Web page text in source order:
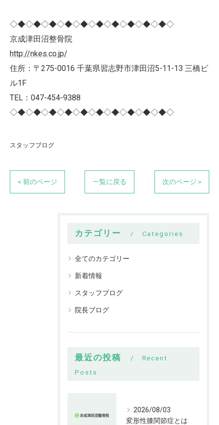
◇◆◇◆◇◆◇◆◇◆◇◆◇◆◇◆◇◆◇◆◇
京成津田沼整骨院
http://nkes.co.jp/
住所：〒275-0016 千葉県習志野市津田沼5-11-13 三橋ビ
ル1F
TEL：047-454-9388
◇◆◇◆◇◆◇◆◇◆◇◆◇◆◇◆◇◆◇◆◇
スタッフブログ
< 前のページ 一覧に戻る 次のページ >
カテゴリー Categories
全てのカテゴリー
新着情報
スタッフブログ
院長ブログ
最近の投稿
Recent
Posts
2026/08/03
変形性膝関節症とは